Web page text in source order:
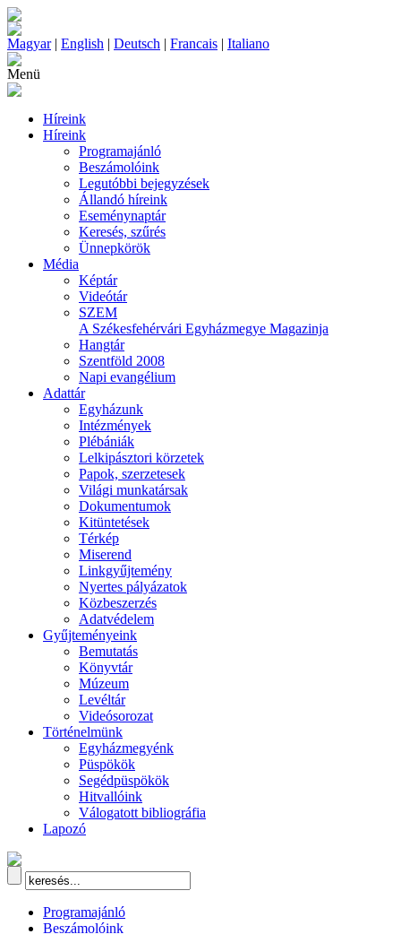
Magyar| English | Deutsch | Francais | Italiano
Menü
Híreink
Híreink
Programajánló
Beszámolóink
Legutóbbi bejegyzések
Állandó híreink
Eseménynaptár
Keresés, szűrés
Ünnepkörök
Média
Képtár
Videótár
SZEM
A Székesfehérvári Egyházmegye Magazinja
Hangtár
Szentföld 2008
Napi evangélium
Adattár
Egyházunk
Intézmények
Plébániák
Lelkipásztori körzetek
Papok, szerzetesek
Világi munkatársak
Dokumentumok
Kitüntetések
Térkép
Miserend
Linkgyűjtemény
Nyertes pályázatok
Közbeszerzés
Adatvédelem
Gyűjteményeink
Bemutatás
Könyvtár
Múzeum
Levéltár
Videósorozat
Történelmünk
Egyházmegyénk
Püspökök
Segédpüspökök
Hitvallóink
Válogatott bibliográfia
Lapozó
Programajánló
Beszámolóink